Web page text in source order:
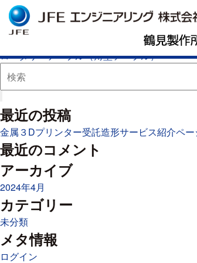
ロータリーテーブル（丸型テ
2020年8月14日
ロ
タ
ブ
ル
コメントを受け付
ロータリーテーブル（角型テーブル） »
最近の投稿
金属３Dプリンター受託造形サービス紹介ペ
最近のコメント
アーカイブ
2024年4月
カテゴリー
未分類
メタ情報
ログイン